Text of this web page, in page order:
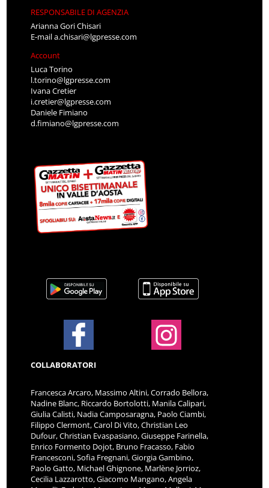
RESPONSABILE DI AGENZIA
Arianna Gori Chisari
E-maila.chisari@lgpresse.com
Account
Luca Torino
l.torino@lgpresse.com
Ivana Cretier
i.cretier@lgpresse.com
Daniele Fimiano
d.fimiano@lgpresse.com
COLLABORATORI
Francesca Arcaro, Massimo Altini, Corrado Bellora,
Nadine Blanc, Riccardo Bortolotti, Manila Calipari,
Giulia Calisti, Nadia Camposaragna, Paolo Ciambi,
Filippo Clermont, Carol Di Vito, Christian Leo
Dufour, Christian Evaspasiano, Giuseppe Farinella,
Enrico Formento Dojot, Bruno Fracasso, Fabio
Francesconi, Sofia Fregnani, Giorgia Gambino,
Paolo Gatto, Michael Ghignone, Marlène Jorrioz,
Cecilia Lazzarotto, Giacomo Mangano, Angela